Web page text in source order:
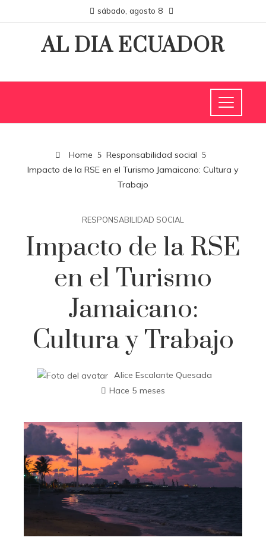
sábado, agosto 8
AL DIA ECUADOR
Home
Responsabilidad social
Impacto de la RSE en el Turismo Jamaicano: Cultura y
Trabajo
RESPONSABILIDAD SOCIAL
Impacto de la RSE
en el Turismo
Jamaicano:
Cultura y Trabajo
Alice Escalante Quesada
Hace 5 meses